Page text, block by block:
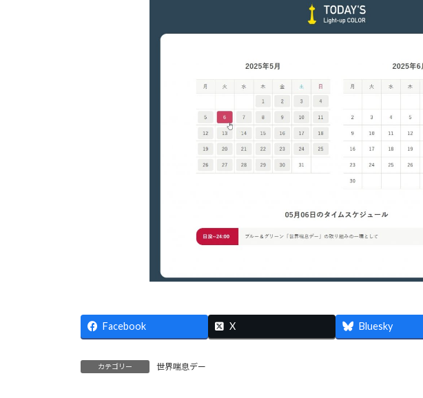
Facebook X Bluesky
カテゴリー 世界喘息デー